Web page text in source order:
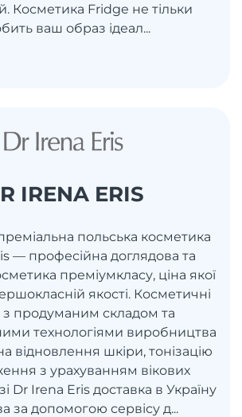
Косметика Fridge не тільки
ваш образ ідеал...
IRENA ERIS
польська косметика
— професійна доглядова та
преміумкласу, ціна якої
якості. Косметичні
з продуманим складом та
технологіями виробництва
відновлення шкіри, тонізацію
з урахуванням вікових
Dr Irena Eris доставка в Україну
за допомогою сервісу д...